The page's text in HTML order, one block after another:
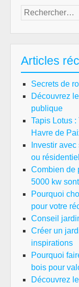
Rechercher :
Articles
Secrets de
Découvrez
publique
Tapis Lotus :
Havre de
Investir
ou
Combien de
5000 kw
Pourquoi
pour votre
Conseil
Créer un
inspirations
Pourquoi
bois pour
Découvrez